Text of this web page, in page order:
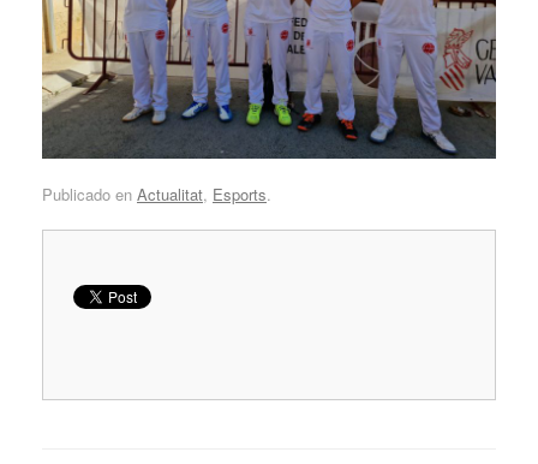
Publicado en Actualitat, Esports.